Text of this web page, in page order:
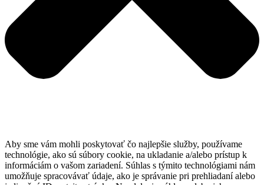
Aby sme vám mohli poskytovať čo najlepšie služby, používame
technológie, ako sú súbory cookie, na ukladanie a/alebo prístup k
informáciám o vašom zariadení. Súhlas s týmito technológiami nám
umožňuje spracovávať údaje, ako je správanie pri prehliadaní alebo